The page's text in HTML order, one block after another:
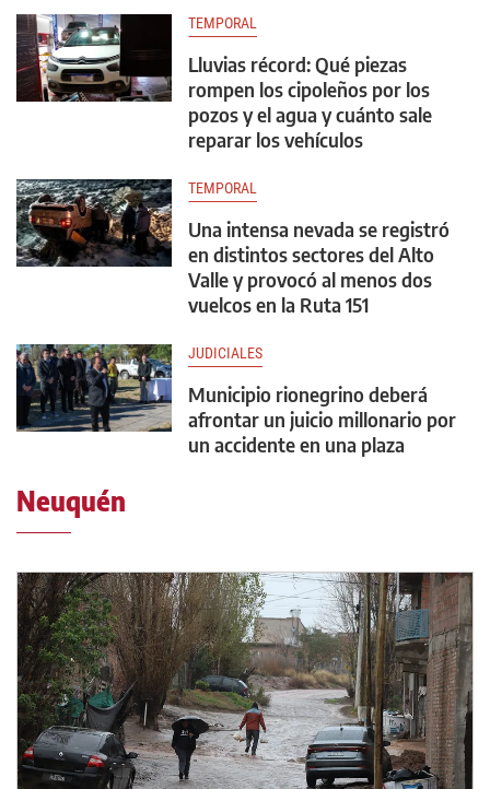
TEMPORAL
Lluvias récord: Qué piezas
rompen los cipoleños por los
pozos y el agua y cuánto sale
reparar los vehículos
TEMPORAL
Una intensa nevada se registró
en distintos sectores del Alto
Valle y provocó al menos dos
vuelcos en la Ruta 151
JUDICIALES
Municipio rionegrino deberá
afrontar un juicio millonario por
un accidente en una plaza
Neuquén